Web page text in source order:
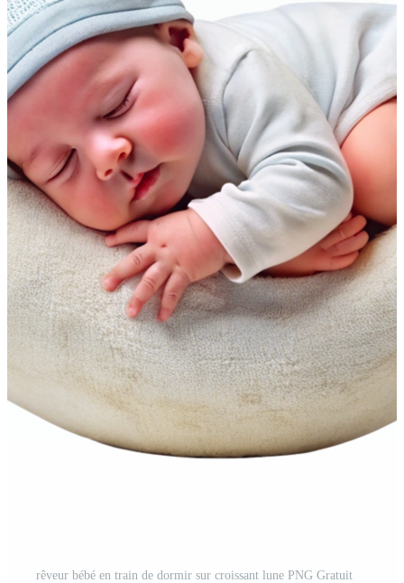
rêveur bébé en train de dormir sur croissant lune PNG Gratuit